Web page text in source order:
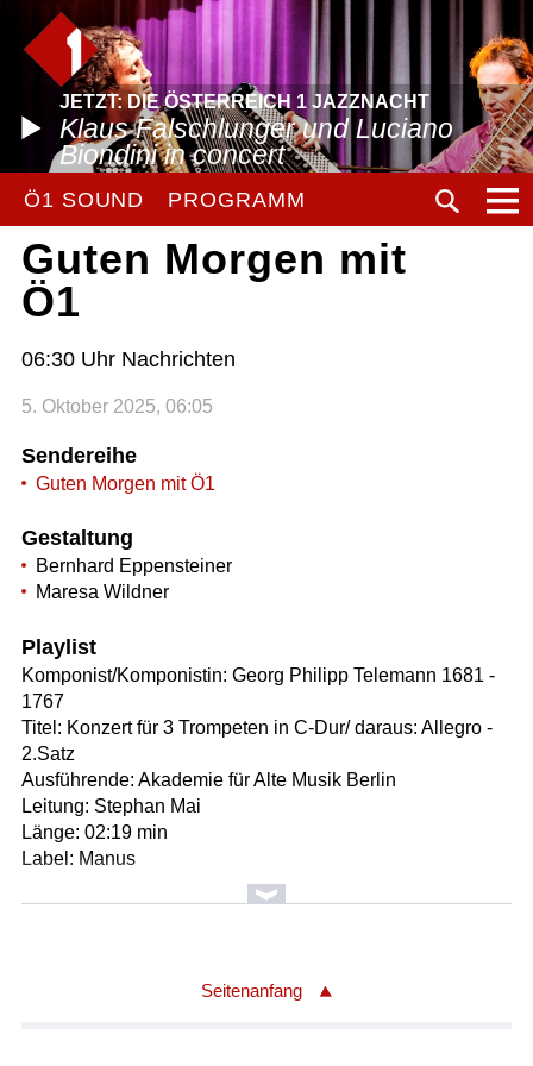
JETZT: DIE ÖSTERREICH 1 JAZZNACHT
Klaus Falschlunger und Luciano
Biondini in concert
Ö1 SOUND PROGRAMM
Guten Morgen mit
Ö1
06:30 Uhr Nachrichten
5. Oktober 2025, 06:05
Sendereihe
Guten Morgen mit Ö1
Gestaltung
Bernhard Eppensteiner
Maresa Wildner
Playlist
Komponist/Komponistin: Georg Philipp Telemann 1681 -
1767
Titel: Konzert für 3 Trompeten in C-Dur/ daraus: Allegro -
2.Satz
Ausführende: Akademie für Alte Musik Berlin
Leitung: Stephan Mai
Länge: 02:19 min
Label: Manus
Komponist/Komponistin: Michael Haydn 1735-1782
Orchester: Münchener Kammerorchester
Seitenanfang